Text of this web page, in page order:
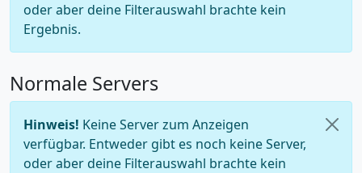
oder aber deine Filterauswahl brachte kein
Ergebnis.
Normale Servers
Hinweis! Keine Server zum Anzeigen
verfügbar. Entweder gibt es noch keine Server,
oder aber deine Filterauswahl brachte kein